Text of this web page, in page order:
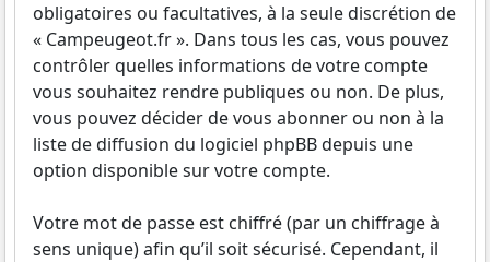
obligatoires ou facultatives, à la seule discrétion de
« Campeugeot.fr ». Dans tous les cas, vous pouvez
contrôler quelles informations de votre compte
vous souhaitez rendre publiques ou non. De plus,
vous pouvez décider de vous abonner ou non à la
liste de diffusion du logiciel phpBB depuis une
option disponible sur votre compte.
Votre mot de passe est chiffré (par un chiffrage à
sens unique) afin qu’il soit sécurisé. Cependant, il